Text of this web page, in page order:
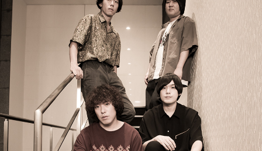
記事一覧 Articles
Series
Cocotameとは About